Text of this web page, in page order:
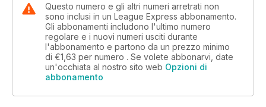
Questo numero e gli altri numeri arretrati non
sono inclusi in un League Express abbonamento.
Gli abbonamenti includono l'ultimo numero
regolare e i nuovi numeri usciti durante
l'abbonamento e partono da un prezzo minimo
di €1,63 per numero . Se volete abbonarvi, date
un'occhiata al nostro sito web Opzioni di
abbonamento